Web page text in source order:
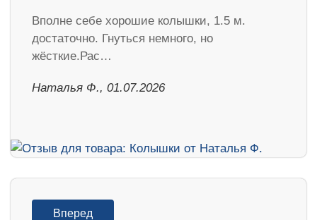
Вполне себе хорошие колышки, 1.5 м.
достаточно. Гнуться немного, но
жёсткие.Рас…
Наталья Ф., 01.07.2026
Вперед